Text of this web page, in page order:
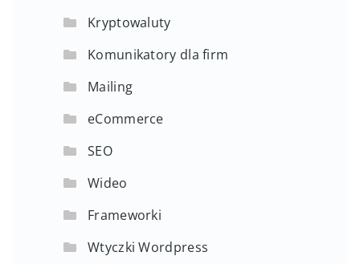
Kryptowaluty
Komunikatory dla firm
Mailing
eCommerce
SEO
Wideo
Frameworki
Wtyczki Wordpress